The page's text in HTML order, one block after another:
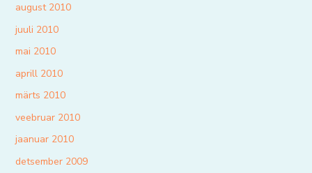
august 2010
juuli 2010
mai 2010
aprill 2010
märts 2010
veebruar 2010
jaanuar 2010
detsember 2009